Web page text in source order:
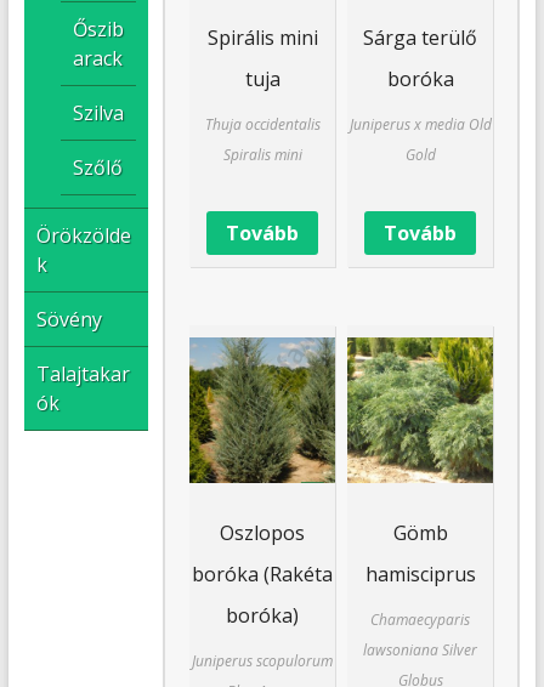
Spirális mini
tuja
Thuja occidentalis
Spiralis mini
Tovább
Sárga terülő
boróka
Juniperus x media Old
Gold
Tovább
Oszlopos
boróka (Rakéta
boróka)
Juniperus scopulorum
Gömb
hamisciprus
Chamaecyparis
lawsoniana Silver
Globus
Őszib
arack
Szilva
Szőlő
Örökzölde
k
Sövény
Talajtakar
ók